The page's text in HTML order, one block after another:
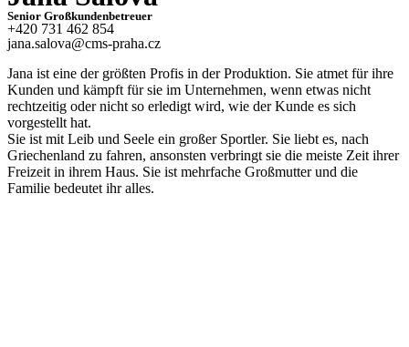
Senior Großkundenbetreuer
+420 731 462 854
jana.salova@cms-praha.cz
Jana ist eine der größten Profis in der Produktion. Sie atmet für ihre
Kunden und kämpft für sie im Unternehmen, wenn etwas nicht
rechtzeitig oder nicht so erledigt wird, wie der Kunde es sich
vorgestellt hat.
Sie ist mit Leib und Seele ein großer Sportler. Sie liebt es, nach
Griechenland zu fahren, ansonsten verbringt sie die meiste Zeit ihrer
Freizeit in ihrem Haus. Sie ist mehrfache Großmutter und die
Familie bedeutet ihr alles.